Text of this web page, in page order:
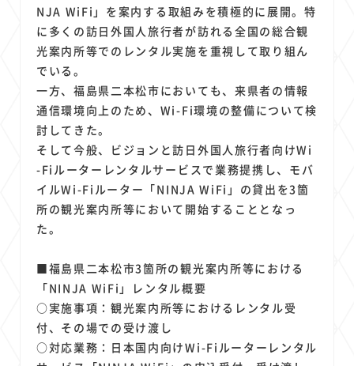
NJA WiFi」を案内する取組みを積極的に展開。特
に多くの訪日外国人旅行者が訪れる全国の総合観
光案内所等でのレンタル実施を重視して取り組ん
でいる。
一方、福島県二本松市においても、来県者の情報
通信環境向上のため、Wi-Fi環境の整備について検
討してきた。
そして今般、ビジョンと訪日外国人旅行者向けWi
-Fiルーターレンタルサービスで業務提携し、モバ
イルWi-Fiルーター「NINJA WiFi」の貸出を3箇
所の観光案内所等において開始することとなっ
た。
■福島県二本松市3箇所の観光案内所等における
「NINJA WiFi」レンタル概要
○実施事項：観光案内所等におけるレンタル受
付、その場での受け渡し
○対応業務：日本国内向けWi-Fiルーターレンタル